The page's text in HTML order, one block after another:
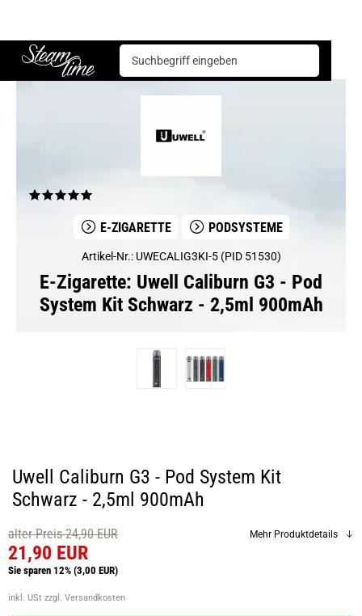
Steam time
E-Zigarette Podsysteme
E-ZIGARETTE PODSYSTEME
Artikel-Nr.: UWECALIG3KI-5 (PID 51530)
E-Zigarette: Uwell Caliburn G3 - Pod
System Kit Schwarz - 2,5ml 900mAh
Uwell Caliburn G3 - Pod System Kit
Schwarz - 2,5ml 900mAh
alter Preis 24,90 EUR
21,90 EUR
Sie sparen 12% (3,00 EUR)
inkl. USt zzgl. Versandkosten
Mehr Produktdetails